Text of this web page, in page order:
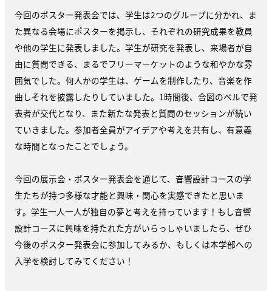
今回のポスター発表会では、学生は2つのグループに分かれ、ま
た異なる会場にポスターを掲示し、それぞれの研究成果を教員
や他の学生に発表しました。学生が研究を発表し、来場者が自
由に質問できる、まるでフリーマーケットのような和やかな雰
囲気でした。何人かの学生は、ゲームを制作したり、音楽を作
曲しそれを披露したりしていました。1時間後、合図のベルで発
表者が交代となり、また新たな発表と質問のセッションが続い
ていきました。参加者全員がアイデアや考えを共有し、有意義
な時間となったことでしょう。
今回の展示会・ポスター発表会を通じて、音響設計コースの学
生たちが持つ多様な才能と興味・関心を実感できたと思いま
す。学生一人一人が独自の夢と考えを持っています！もし音響
設計コースに興味を持たれた方がいらっしゃいましたら、ぜひ
今後のポスター発表会に参加してみるか、もしくは本学部への
入学を検討してみてください！